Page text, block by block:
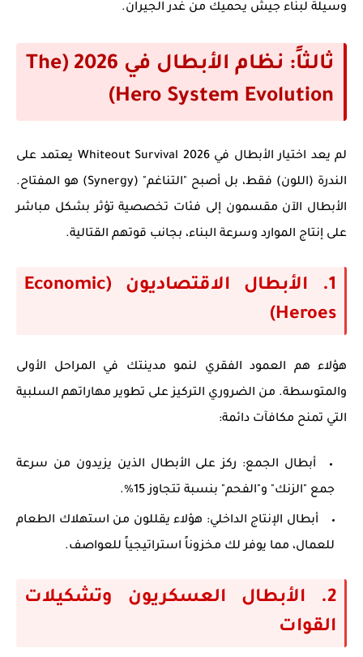
وسيلة لبناء جيش يحميك من غدر الجيران.
ثالثاً: نظام الأبطال في 2026 (The
Hero System Evolution)
لم يعد اختيار الأبطال فيWhiteout Survival 2026 يعتمد على
الندرة (اللون) فقط، بل أصبح "التناغم" (Synergy) هو المفتاح.
الأبطال الآن مقسمون إلى فئات تخصصية تؤثر بشكل مباشر
على إنتاج الموارد وسرعة البناء، بجانب قوتهم القتالية.
1. الأبطال الاقتصاديون (Economic
Heroes)
هؤلاء هم العمود الفقري لنمو مدينتك في المراحل الأولى
والمتوسطة. من الضروري التركيز على تطوير مهاراتهم السلبية
التي تمنح مكافآت دائمة:
أبطال الجمع: ركز على الأبطال الذين يزيدون من سرعة
جمع "الزنك" و"الفحم" بنسبة تتجاوز 15%.
أبطال الإنتاج الداخلي: هؤلاء يقللون من استهلاك الطعام
للعمال، مما يوفر لك مخزوناً استراتيجياً للعواصف.
2. الأبطال العسكريون وتشكيلات
القوات